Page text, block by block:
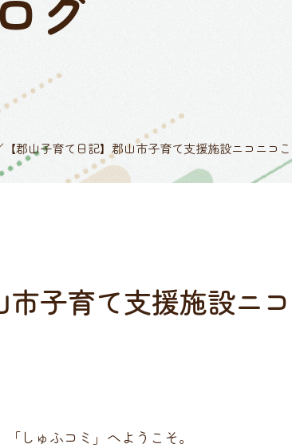
【郡山子育て日記】郡山市子育て支援施設ニコニコ
市子育て支援施設ニ
しゅふコミ」へようこそ。